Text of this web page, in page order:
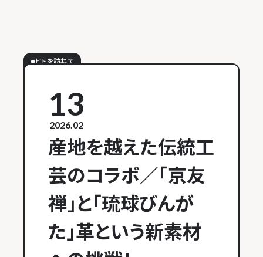
ヒトを訪ねて
13
2026.02
産地を越えた伝統工
芸のコラボ／「京友
禅」と「琉球びんが
た」革という新素材